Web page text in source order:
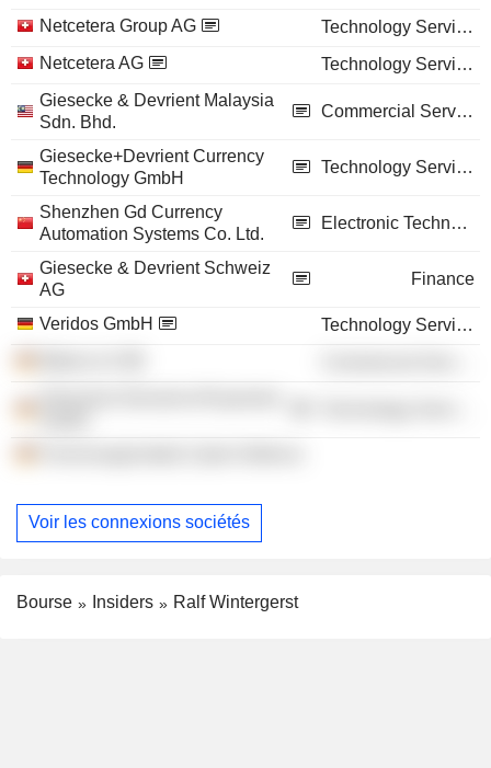
Netcetera Group AG
Technology Services
Netcetera AG
Technology Services
Giesecke & Devrient Malaysia
Sdn. Bhd.
Commercial Services
Giesecke+Devrient Currency
Technology GmbH
Technology Services
Shenzhen Gd Currency
Automation Systems Co. Ltd.
Electronic Technology
Giesecke & Devrient Schweiz
AG
Finance
Veridos GmbH
Technology Services
Voir les connexions sociétés
Bourse Insiders Ralf Wintergerst